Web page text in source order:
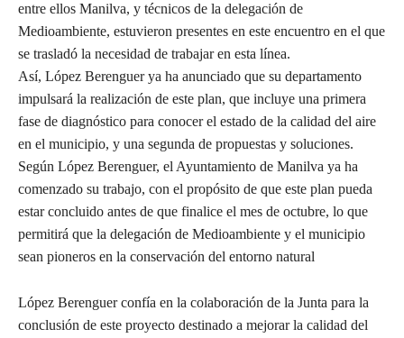
entre ellos Manilva, y técnicos de la delegación de
Medioambiente, estuvieron presentes en este encuentro en el que
se trasladó la necesidad de trabajar en esta línea.
Así, López Berenguer ya ha anunciado que su departamento
impulsará la realización de este plan, que incluye una primera
fase de diagnóstico para conocer el estado de la calidad del aire
en el municipio, y una segunda de propuestas y soluciones.
Según López Berenguer, el Ayuntamiento de Manilva ya ha
comenzado su trabajo, con el propósito de que este plan pueda
estar concluido antes de que finalice el mes de octubre, lo que
permitirá que la delegación de Medioambiente y el municipio
sean pioneros en la conservación del entorno natural
López Berenguer confía en la colaboración de la Junta para la
conclusión de este proyecto destinado a mejorar la calidad del